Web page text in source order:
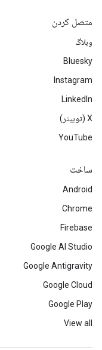
متصل کردن
وبلاگ
Bluesky
Instagram
LinkedIn
‫X (توییتر)
YouTube
ساخت
Android
Chrome
Firebase
Google AI Studio
Google Antigravity
Google Cloud
Google Play
View all